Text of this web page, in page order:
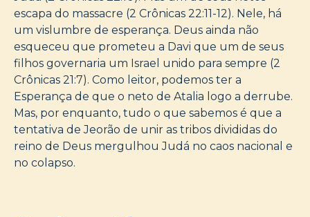
escapa do massacre (2 Crônicas 22:11-12). Nele, há
um vislumbre de esperança. Deus ainda não
esqueceu que prometeu a Davi que um de seus
filhos governaria um Israel unido para sempre (2
Crônicas 21:7). Como leitor, podemos ter a
Esperança de que o neto de Atalia logo a derrube.
Mas, por enquanto, tudo o que sabemos é que a
tentativa de Jeorão de unir as tribos divididas do
reino de Deus mergulhou Judá no caos nacional e
no colapso.